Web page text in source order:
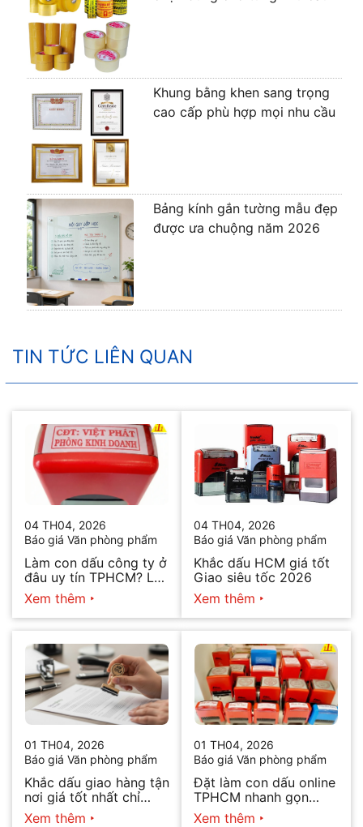
Khung bằng khen sang trọng
cao cấp phù hợp mọi nhu cầu
Bảng kính gắn tường mẫu đẹp
được ưa chuộng năm 2026
TIN TỨC LIÊN QUAN
04 TH04, 2026
Báo giá Văn phòng phẩm
Làm con dấu công ty ở
đâu uy tín TPHCM? Lấy
ngay trong ngày 2026
Xem thêm
04 TH04, 2026
Báo giá Văn phòng phẩm
Khắc dấu HCM giá tốt
Giao siêu tốc 2026
Xem thêm
01 TH04, 2026
Báo giá Văn phòng phẩm
Khắc dấu giao hàng tận
nơi giá tốt nhất chỉ
hôm nay
Xem thêm
01 TH04, 2026
Báo giá Văn phòng phẩm
Đặt làm con dấu online
TPHCM nhanh gọn
2026
Xem thêm